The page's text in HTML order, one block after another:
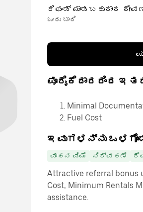
ರಿಫಂಡ್ ಮಾಡಬಹುದಾದ
ಒಂದು ಬಾರಿ
ಪೂರೈಕೆದಾರರಿಂದ
Minimal
Fuel Cost
ಇವುಗಳನ್ನು
ವಾಹನ ವಿಮೆ ನಿರ್ವಹಣೆ
Attractive referral bonus
Cost, Minimum Rentals
assistance.